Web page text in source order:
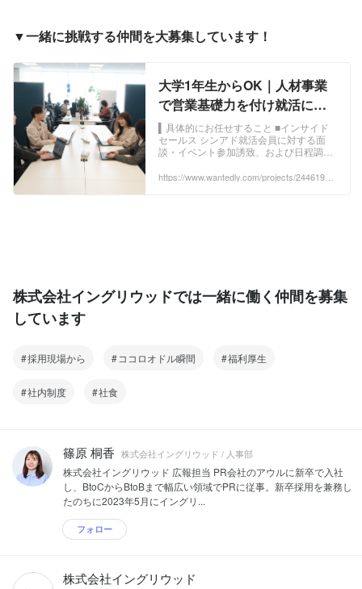
▼一緒に挑戦する仲間を大募集しています！
大学1年生からOK｜人材事業
で営業基礎力を付け就活に活
かす！長期インターン - 株式会
社イングリウッドのWebマー
ケティングの採用 - Wantedly
▍具体的にお任せすること ■インサイド
セールス シンアド就活会員に対する面
談・イベント参加誘致、および日程調整
https://www.wantedly.com/projects/2446190?
株式会社イングリウッドでは一緒に働く仲間を募集
しています
採用現場から ココロオドル瞬間 福利厚生
社内制度 社食
篠原 桐香 株式会社イングリウッド / 人事部
株式会社イングリウッド 広報担当 PR会社のアウルに新卒で入社
し、BtoCからBtoBまで幅広い領域でPRに従事。新卒採用を兼務し
たのちに2023年5月にイングリ...
フォロー
株式会社イングリウッド